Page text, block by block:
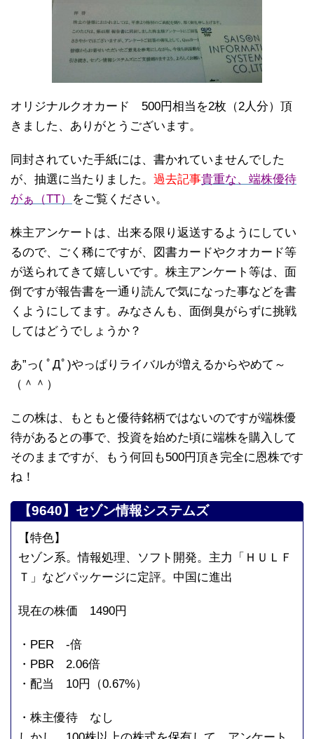
オリジナルクオカード 500円相当を2枚（2人分）頂
きました、ありがとうございます。
同封されていた手紙には、書かれていませんでした
が、抽選に当たりました。 過去記事貴重な、端株優待
がぁ（TT）
をご覧ください。
株主アンケートは、出来る限り返送するようにしてい
るので、ごく稀にですが、図書カードやクオカード等
が送られてきて嬉しいです。株主アンケート等は、面
倒ですが報告書を一通り読んで気になった事などを書
くようにしてます。みなさんも、面倒臭がらずに挑戦
してはどうでしょうか？
あ”っ( ﾟДﾟ)やっぱりライバルが増えるからやめて～
（＾＾）
この株は、もともと優待銘柄ではないのですが端株優
待があるとの事で、投資を始めた頃に端株を購入して
そのままですが、もう何回も500円頂き完全に恩株です
ね！
【9640】セゾン情報システムズ
【特色】
セゾン系。情報処理、ソフト開発。主力「ＨＵＬＦ
Ｔ」などパッケージに定評。中国に進出
現在の株価 1490円
・PER -倍
・PBR 2.06倍
・配当 10円（0.67%）
・株主優待 なし